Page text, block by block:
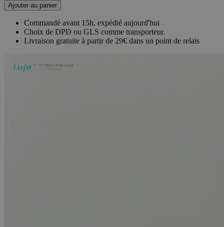
Ajouter au panier
Commandé avant 15h, expédié aujourd'hui
Choix de DPD ou GLS comme transporteur.
Livraison gratuite à partir de 29€ dans un point de relais